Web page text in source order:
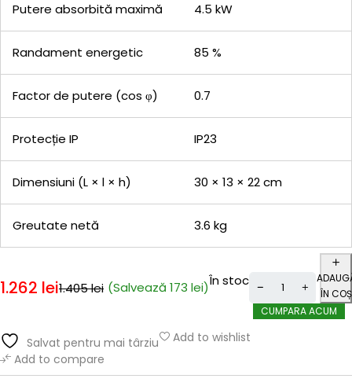
Putere absorbită maximă 4.5 kW
Randament energetic 85 %
Factor de putere (cos φ) 0.7
Protecție IP IP23
Dimensiuni (L × l × h) 30 × 13 × 22 cm
Greutate netă 3.6 kg
1.405lei
1.262 lei (Salvează 173 lei)În stoc
ÎN COȘ
CUMPARA ACUM
Salvat pentru mai târziu
Add to wishlist
Add to compare